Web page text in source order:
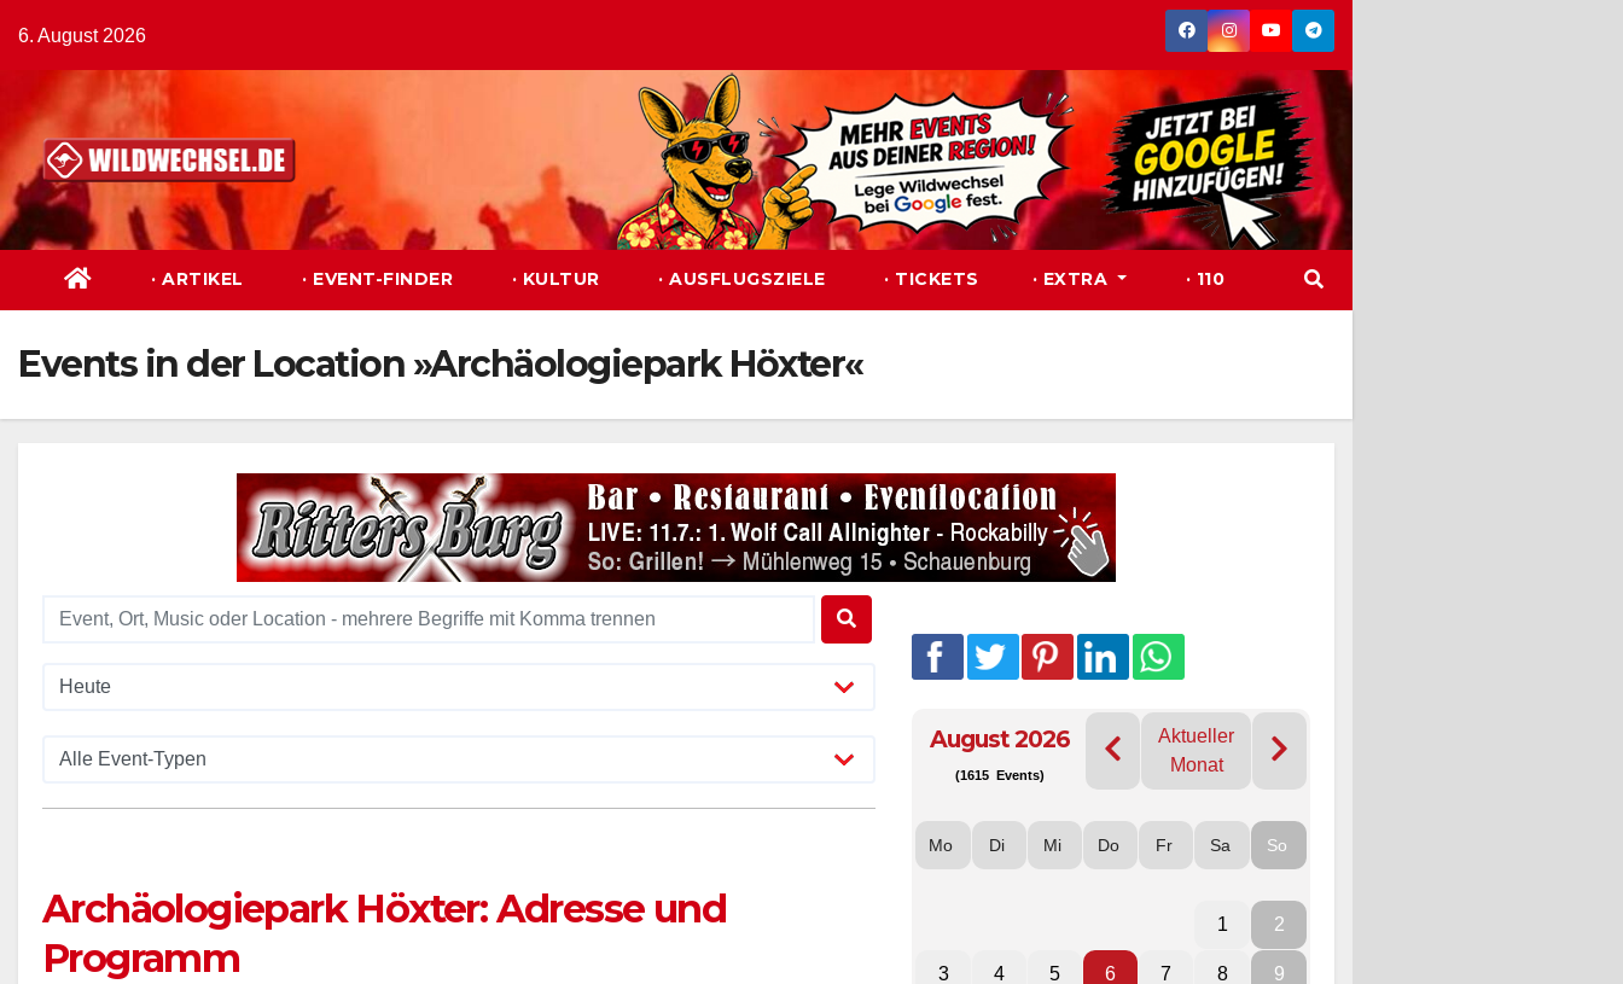
Inhalt
springen
6. August 2026
· ARTIKEL · EVENT-FINDER · KULTUR · AUSFLUGSZIELE · TICKETS · EXTRA · 110
Events in der Location »Archäologiepark Höxter«
Archäologiepark Höxter: Adresse und
Programm
August 2026
(1615 Events)
Aktueller
Monat
Mo Di Mi Do Fr Sa So
1 2
3 4 5 6 7 8 9